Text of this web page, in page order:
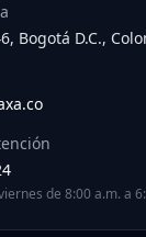
Bogotá D.C.,
de 8:00 a.m. a